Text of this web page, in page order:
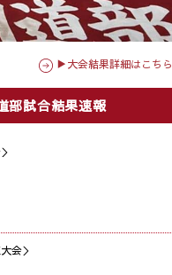
▶大会結果詳細はこちら
部試合結果速報
会＞